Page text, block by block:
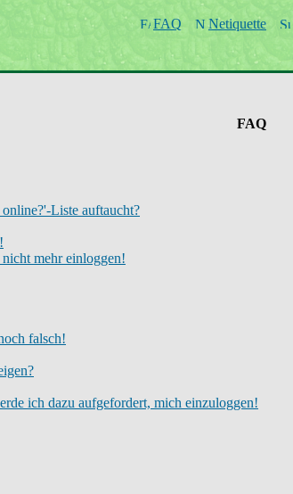
FAQ Netiquette
FAQ
Liste auftaucht?
mehr einloggen!
falsch!
ich dazu aufgefordert, mich einzuloggen!